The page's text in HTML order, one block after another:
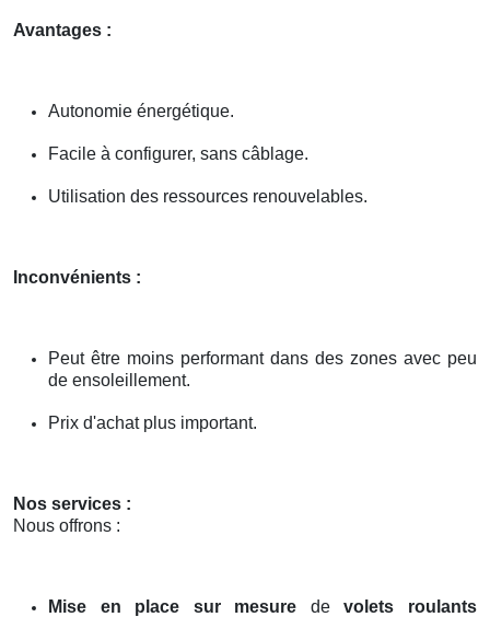
Avantages :
Autonomie énergétique.
Facile à configurer, sans câblage.
Utilisation des ressources renouvelables.
Inconvénients :
Peut être moins performant dans des zones avec peu
de ensoleillement.
Prix d'achat plus important.
Nos services :
Nous offrons :
Mise en place sur mesure devolets roulants